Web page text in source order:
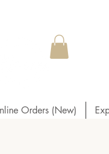
Orders (New)